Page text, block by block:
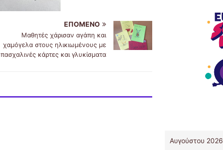
ΕΠΌΜΕΝΟ
Μαθητές χάρισαν αγάπη και
χαμόγελα στους ηλικιωμένους με
πασχαλινές κάρτες και γλυκίσματα
Αυγούστου 2026